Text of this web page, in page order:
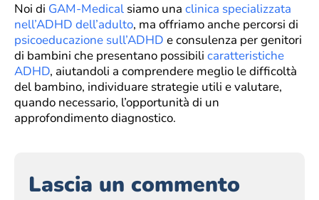
Noi di GAM-Medical siamo una clinica specializzata
nell’ADHD dell’adulto, ma offriamo anche percorsi di
psicoeducazione sull’ADHD e consulenza per genitori
di bambini che presentano possibili caratteristiche
ADHD, aiutandoli a comprendere meglio le difficoltà
del bambino, individuare strategie utili e valutare,
quando necessario, l’opportunità di un
approfondimento diagnostico.
Lascia un commento